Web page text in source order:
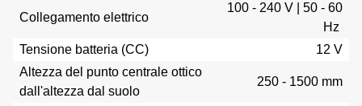
Collegamento elettrico
100 - 240 V | 50 - 60
Hz
Tensione batteria (CC)
12 V
Altezza del punto centrale ottico
dall'altezza dal suolo
250 - 1500 mm